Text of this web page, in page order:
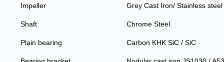
Impeller Grey Cast Iron/ Stainless
Shaft Chrome Steel
Plain bearing Carbon KHK SiC / SiC